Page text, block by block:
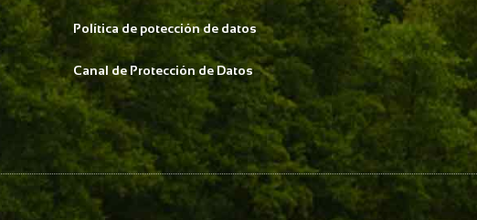
Política de potección de datos
Canal de Protección de Datos